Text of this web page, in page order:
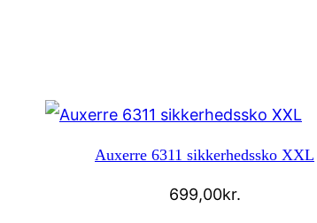
Auxerre 6311 sikkerhedssko XXL
699,00kr.